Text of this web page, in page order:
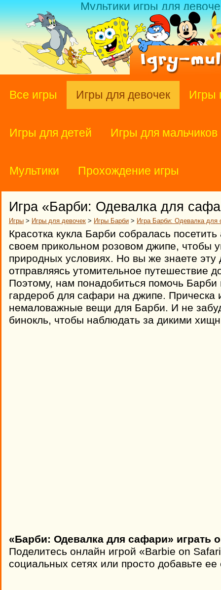
Мультики игры для
Все игры Игры для девочек Игры
Игры для детей Игры для мальчиков
Мультики Прохождение игры
Игра «Барби: Одевалка для
Игры > Игры для девочек > Игры Барби > Игра Барби: Одевалка для
Красотка кукла Барби собралась
своем прикольном розовом джипе, чтобы
природных условиях. Но вы же знаете
отправляясь утомительное путешествие
Поэтому, нам понадобиться помочь Барби
гардероб для сафари на джипе. Прическа
немаловажные вещи для Барби. И не
бинокль, чтобы наблюдать за дикими
«Барби: Одевалка для сафари» играть
Поделитесь онлайн игрой «Barbie on
социальных сетях или просто добавьте ее